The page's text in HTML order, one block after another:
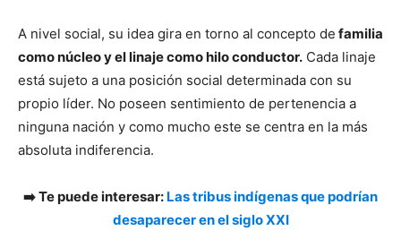
A nivel social, su idea gira en torno al concepto de familia
como núcleo y el linaje como hilo conductor. Cada linaje
está sujeto a una posición social determinada con su
propio líder. No poseen sentimiento de pertenencia a
ninguna nación y como mucho este se centra en la más
absoluta indiferencia.
➡️ Te puede interesar: Las tribus indígenas que podrían
desaparecer en el siglo XXI